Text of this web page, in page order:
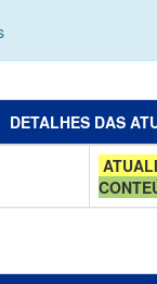
DETALHES DAS